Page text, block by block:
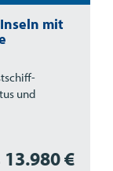
mit
und
13.980 €